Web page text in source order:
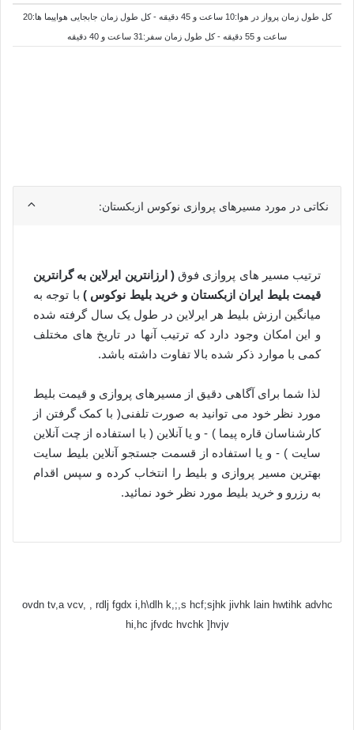
کل طول زمان پرواز در هوا:10 ساعت و 45 دقیقه - کل طول زمان جابجایی هواپیما ها:20
ساعت و 55 دقیقه - کل طول زمان سفر:31 ساعت و 40 دقیقه
نکاتی در مورد مسیرهای پروازی نوکوس ازبکستان:
ترتیب مسیر های پروازی فوق( ارزانترین ایرلاین به گرانترین
قیمت بلیط ایران ازبکستان و خرید بلیط نوکوس )با توجه به
میانگین ارزش بلیط هر ایرلاین در طول یک سال گرفته شده
و این امکان وجود دارد که ترتیب آنها در تاریخ های مختلف
کمی با موارد ذکر شده بالا تفاوت داشته باشد.
لذا شما برای آگاهی دقیق از مسیرهای پروازی و قیمت بلیط
مورد نظر خود می توانید به صورت تلفنی( با کمک گرفتن از
کارشناسان قاره پیما ) - و یا آنلاین ( با استفاده از چت آنلاین
سایت ) - و یا استفاده از قسمت جستجو آنلاین بلیط سایت
بهترین مسیر پروازی و بلیط را انتخاب کرده و سپس اقدام
به رزرو و خرید بلیط مورد نظر خود نمائید.
ovdn tv,a vcv, , rdlj fgdx i,h\dlh k,;,s hcf;sjhk jivhk lain hwtihk advhc
hi,hc jfvdc hvchk ]hvjv